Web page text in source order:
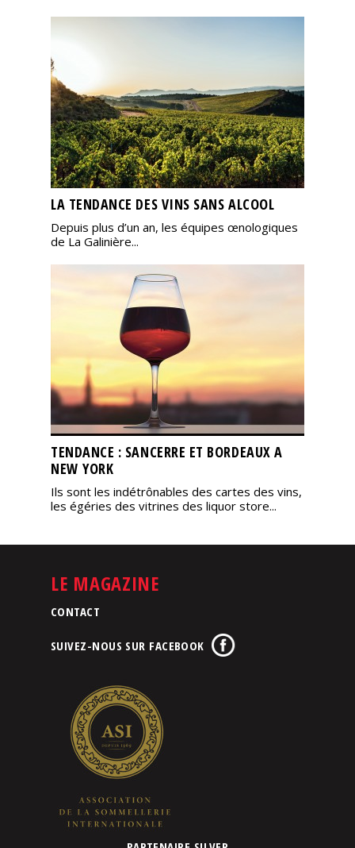
LA TENDANCE DES VINS SANS ALCOOL
Depuis plus d’un an, les équipes œnologiques
de La Galinière...
TENDANCE : SANCERRE ET BORDEAUX A
NEW YORK
Ils sont les indétrônables des cartes des vins,
les égéries des vitrines des liquor store...
LE MAGAZINE
CONTACT
SUIVEZ-NOUS SUR FACEBOOK